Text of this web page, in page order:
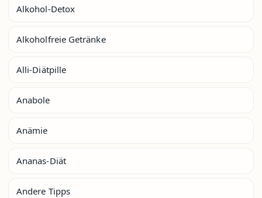
Alkohol-Detox
Alkoholfreie Getränke
Alli-Diätpille
Anabole
Anämie
Ananas-Diät
Andere Tipps